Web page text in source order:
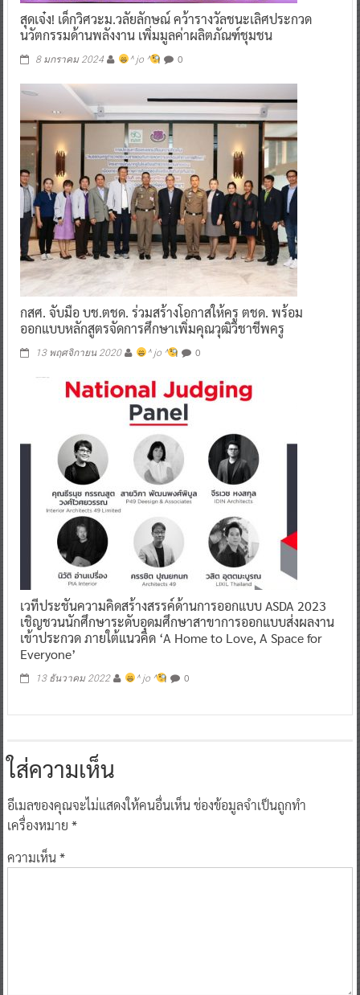
สุดเจ๋ง! เด็กวิศวะม.วลัยลักษณ์ คว้ารางวัลชนะเลิศประกวด
นวัตกรรมด้านพลังงาน เพิ่มมูลค่าผลิตภัณฑ์ชุมชน
8 มกราคม 2024 ^ jo ^ 0
กสศ. จับมือ บช.ตชด. ร่วมสร้างโอกาสให้ครู ตชด. พร้อม
ออกแบบหลักสูตรจัดการศึกษาเพิ่มคุณวุฒิวิชาชีพครู
13 พฤศจิกายน 2020 ^ jo ^ 0
เวทีประชันความคิดสร้างสรรค์ด้านการออกแบบ ASDA 2023
เชิญชวนนักศึกษาระดับอุดมศึกษาสาขาการออกแบบส่งผลงาน
เข้าประกวด ภายใต้แนวคิด ‘A Home to Love, A Space for
Everyone’
13 ธันวาคม 2022 ^ jo ^ 0
ใส่ความเห็น
อีเมลของคุณจะไม่แสดงให้คนอื่นเห็นช่องข้อมูลจำเป็นถูกทำ
เครื่องหมาย *
ความเห็น*